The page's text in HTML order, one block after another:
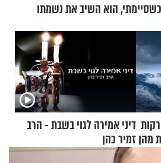
הוא השיב את נשמתו
מהן
דיני אמירה לגוי בשבת - הרב
זמיר כהן